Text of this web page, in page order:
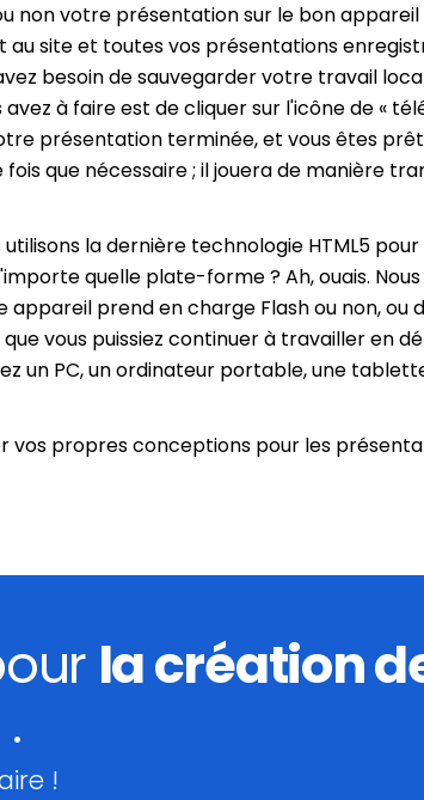
non votre présentation sur le bon appareil
site et toutes vos présentations
besoin de sauvegarder votre travail
à faire est de cliquer sur l'icône de «
présentation terminée, et vous êtes
que nécessaire ; il jouera de manière
la dernière technologie HTML5
quelle plate-forme ? Ah, ouais. Nous
appareil prend en charge Flash ou non, ou
vous puissiez continuer à travailler en
un PC, un ordinateur portable, une
vos propres conceptions pour les
la création
.
!